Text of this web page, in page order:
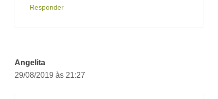
Responder
Angelita
29/08/2019 às 21:27